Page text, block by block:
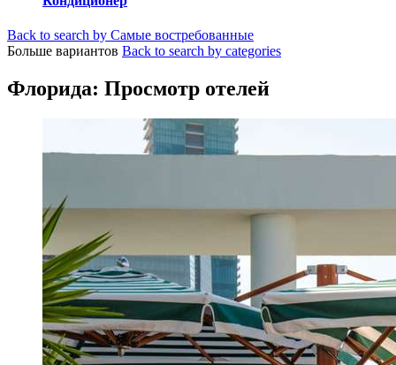
Back to search by Самые востребованные
Больше вариантов Back to search by categories
Флорида: Просмотр отелей